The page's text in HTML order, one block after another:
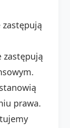
zastępują
zastępują
prawa.